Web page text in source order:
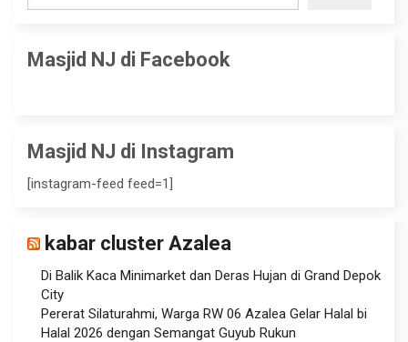
Masjid NJ di Facebook
Masjid NJ di Instagram
[instagram-feed feed=1]
kabar cluster Azalea
Di Balik Kaca Minimarket dan Deras Hujan di Grand Depok
City
Pererat Silaturahmi, Warga RW 06 Azalea Gelar Halal bi
Halal 2026 dengan Semangat Guyub Rukun